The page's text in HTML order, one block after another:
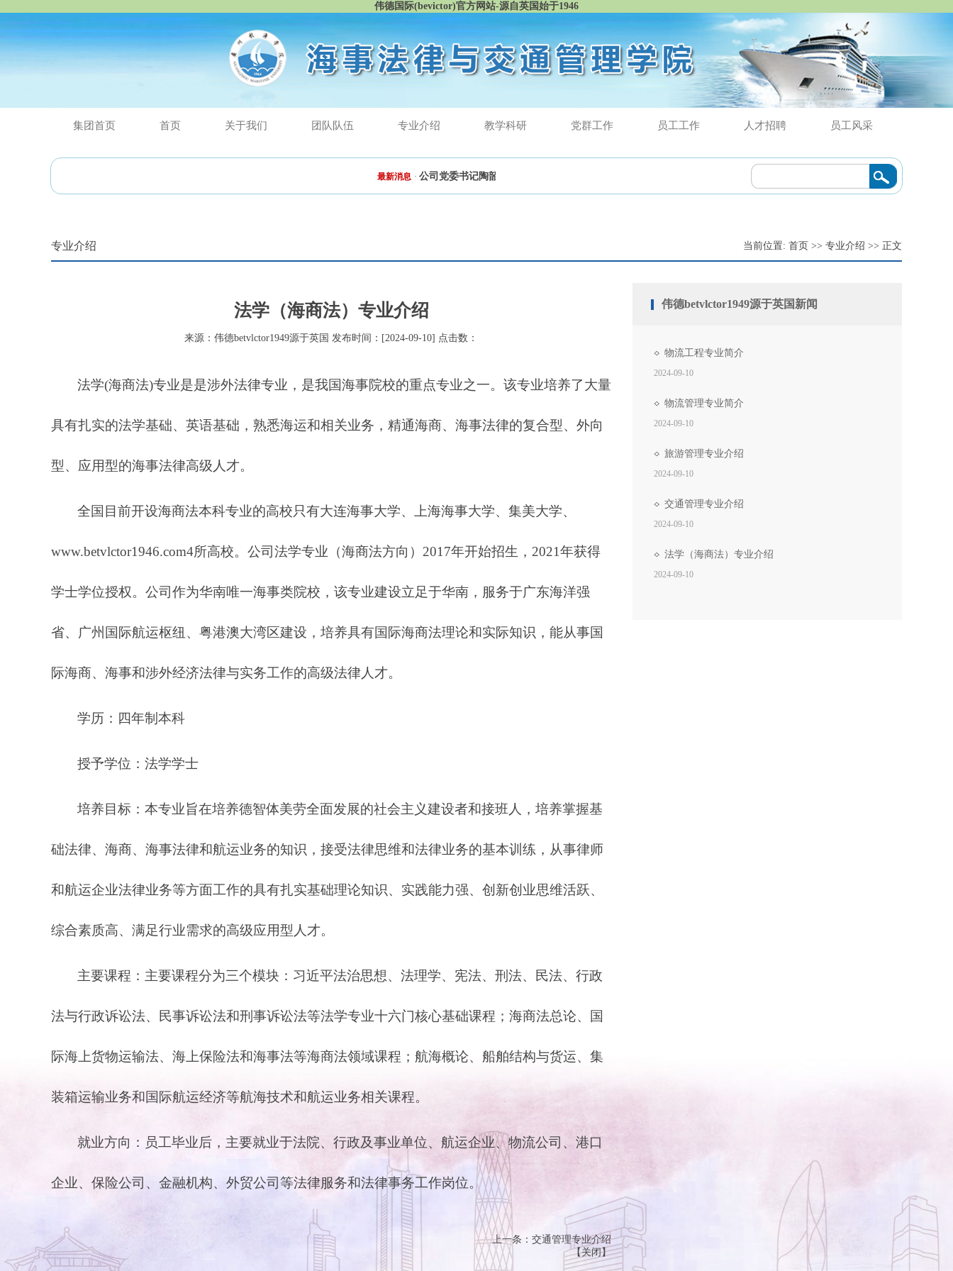
伟德国际(bevictor)官方网站-源自英国始于1946
集团首页 首页 关于我们 团队队伍 专业介绍 教学科研 党群工作 员工工作 人才招聘 员工风采
最新消息 ·公司党委书记陶韶菁率队深入港口与航运​伟德betvlctor1949源于英国调研指导 伟德betvlctor1949源于英国与江门职
专业介绍 当前位置: 首页 >> 专业介绍 >> 正文
法学（海商法）专业介绍
来源：伟德betvlctor1949源于英国 发布时间：[2024-09-10] 点击数：
法学(海商法)专业是是涉外法律专业，是我国海事院校的重点专业之一。该专业培养了大量
具有扎实的法学基础、英语基础，熟悉海运和相关业务，精通海商、海事法律的复合型、外向
型、应用型的海事法律高级人才。
全国目前开设海商法本科专业的高校只有大连海事大学、上海海事大学、集美大学、
www.betvlctor1946.com4所高校。公司法学专业（海商法方向）2017年开始招生，2021年获得
学士学位授权。公司作为华南唯一海事类院校，该专业建设立足于华南，服务于广东海洋强
省、广州国际航运枢纽、粤港澳大湾区建设，培养具有国际海商法理论和实际知识，能从事国
际海商、海事和涉外经济法律与实务工作的高级法律人才。
学历：四年制本科
授予学位：法学学士
培养目标：本专业旨在培养德智体美劳全面发展的社会主义建设者和接班人，培养掌握基
础法律、海商、海事法律和航运业务的知识，接受法律思维和法律业务的基本训练，从事律师
和航运企业法律业务等方面工作的具有扎实基础理论知识、实践能力强、创新创业思维活跃、
综合素质高、满足行业需求的高级应用型人才。
主要课程：主要课程分为三个模块：习近平法治思想、法理学、宪法、刑法、民法、行政
法与行政诉讼法、民事诉讼法和刑事诉讼法等法学专业十六门核心基础课程；海商法总论、国
际海上货物运输法、海上保险法和海事法等海商法领域课程；航海概论、船舶结构与货运、集
装箱运输业务和国际航运经济等航海技术和航运业务相关课程。
就业方向：员工毕业后，主要就业于法院、行政及事业单位、航运企业、物流公司、港口
企业、保险公司、金融机构、外贸公司等法律服务和法律事务工作岗位。
上一条： 交通管理专业介绍
【关闭】
伟德betvlctor1949源于英国新闻
物流工程专业简介
2024-09-10
物流管理专业简介
2024-09-10
旅游管理专业介绍
2024-09-10
交通管理专业介绍
2024-09-10
法学（海商法）专业介绍
2024-09-10